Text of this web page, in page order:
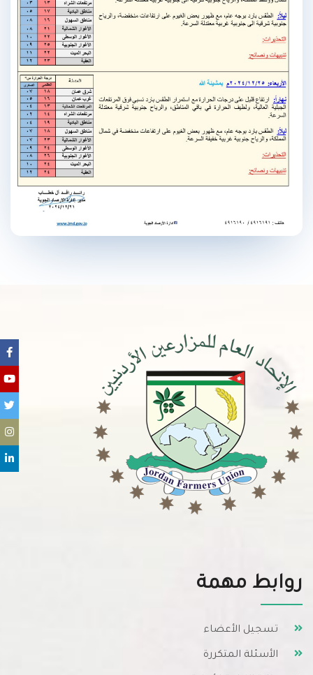
روابط مهمة
تسجيل الأعضاء
الأسئلة المتكررة